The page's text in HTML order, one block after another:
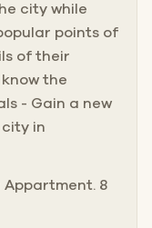
city while
points of
of their
the
- Gain a new
in
Appartment. 8